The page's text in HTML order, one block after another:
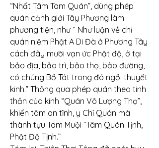
“Nhất Tâm Tam Quán”, dùng phép
quán cảnh giới Tây Phương làm
phương tiện, như “ Như luận về chỉ
quán niệm Phật A Di Đà ở Phương Tây
cách đây mười vạn ức Phật độ, ở tại
bảo địa, bảo trì, bảo thọ, bảo đường,
có chúng Bồ Tát trong đó ngồi thuyết
kinh.” Thông qua phép quán theo tinh
thần của kinh “Quán Vô Lượng Thọ”,
khiến tâm an tĩnh, y Chỉ Quán mà
thành tựu Tam Muội “Tâm Quán Tịnh,
Phật Độ Tịnh.”